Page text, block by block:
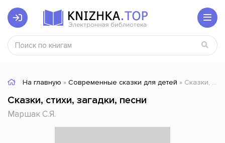
На главную » Современные сказки для детей » Сказки, стихи, загадки, песни
Сказки, стихи, загадки, песни
Маршак С.Я.